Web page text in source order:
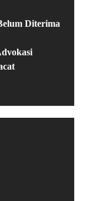
Diterima